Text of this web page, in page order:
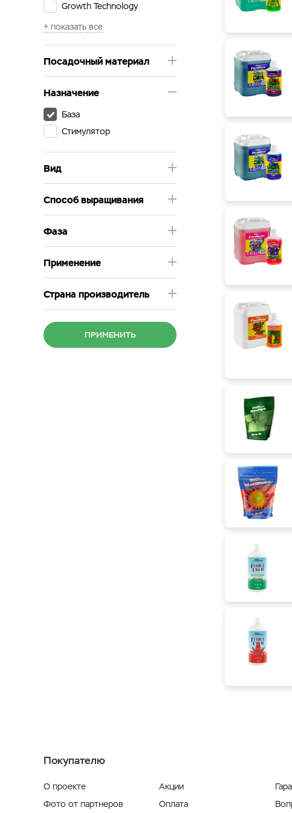
Базовые удобрения Advanced Nutrients
Базовые
Growth Technology
Hesi
Powder Feeding
RasTea
Посадочный материал
Назначение
База
Стимулятор
Вид
Способ выращивания
Фаза
Применение
Страна производитель
ПРИМЕНИТЬ
Покупателю
О проекте
Фото от партнеров
Акции
Оплата